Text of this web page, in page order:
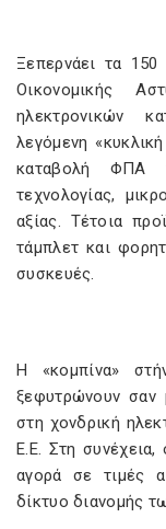
Ξεπερνάει τα
Οικονομικής
ηλεκτρονικών
λεγόμενη
καταβολή ΦΠΑ
τεχνολογίας,
αξίας. Τέτοια
τάμπλετ και
συσκευές.
Η «κομπίνα»
ξεφυτρώνουν σαν
στη χονδρική
Ε.Ε. Στη συνέχεια,
αγορά σε τιμές
δίκτυο διανομής